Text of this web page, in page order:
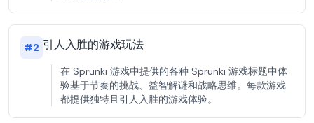
#2 引人入胜的游戏玩法
在 Sprunki 游戏中提供的各种 Sprunki 游戏标题中体
验基于节奏的挑战、益智解谜和战略思维。每款游戏
都提供独特且引人入胜的游戏体验。